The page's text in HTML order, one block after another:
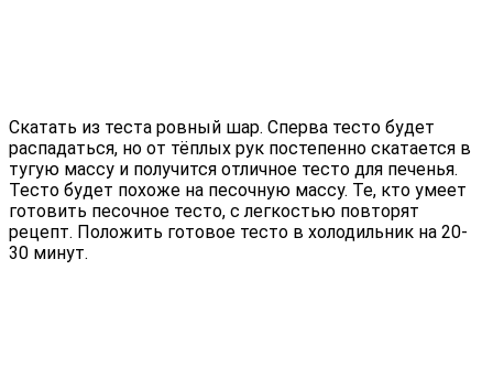
Скатать из теста ровный шар. Сперва тесто будет
распадаться, но от тёплых рук постепенно скатается в
тугую массу и получится отличное тесто для печенья.
Тесто будет похоже на песочную массу. Те, кто умеет
готовить песочное тесто, с легкостью повторят
рецепт. Положить готовое тесто в холодильник на 20-
30 минут.